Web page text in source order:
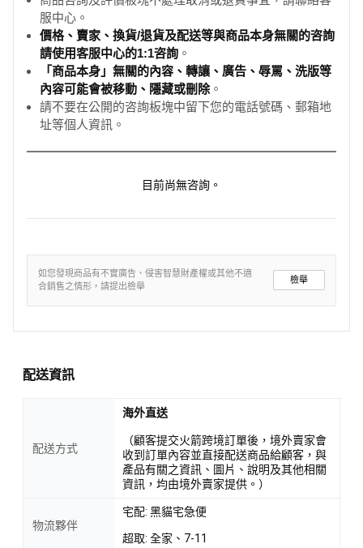
服中心。
價格、賣家、換貨/退貨及配送等與商品本身無關的咨詢
請使用客服中心的1:1咨詢 。
「商品本身」無關的內容、轉讓、廣告、辱罵、洗版等
內容可能會被移動、隱藏或刪除。
請不要在公開的咨詢板塊中留下您的電話號碼、郵箱地
址等個人資訊。
目前尚無咨詢。
如您發現商品有不實廣告、侵害智慧財產權或其他不適
合銷售之情形，請提出檢舉
檢舉
配送資訊
配送方式
海外直送
（顧客提交火箭跨境訂單後，境外賣家會
收到訂單內容並直接配送商品給顧客，與
產品有關之資訊、圖片、說明及其他相關
資訊，均由境外賣家提供。）
物流夥伴
宅配: 黑貓宅急便
超取: 全家、7-11